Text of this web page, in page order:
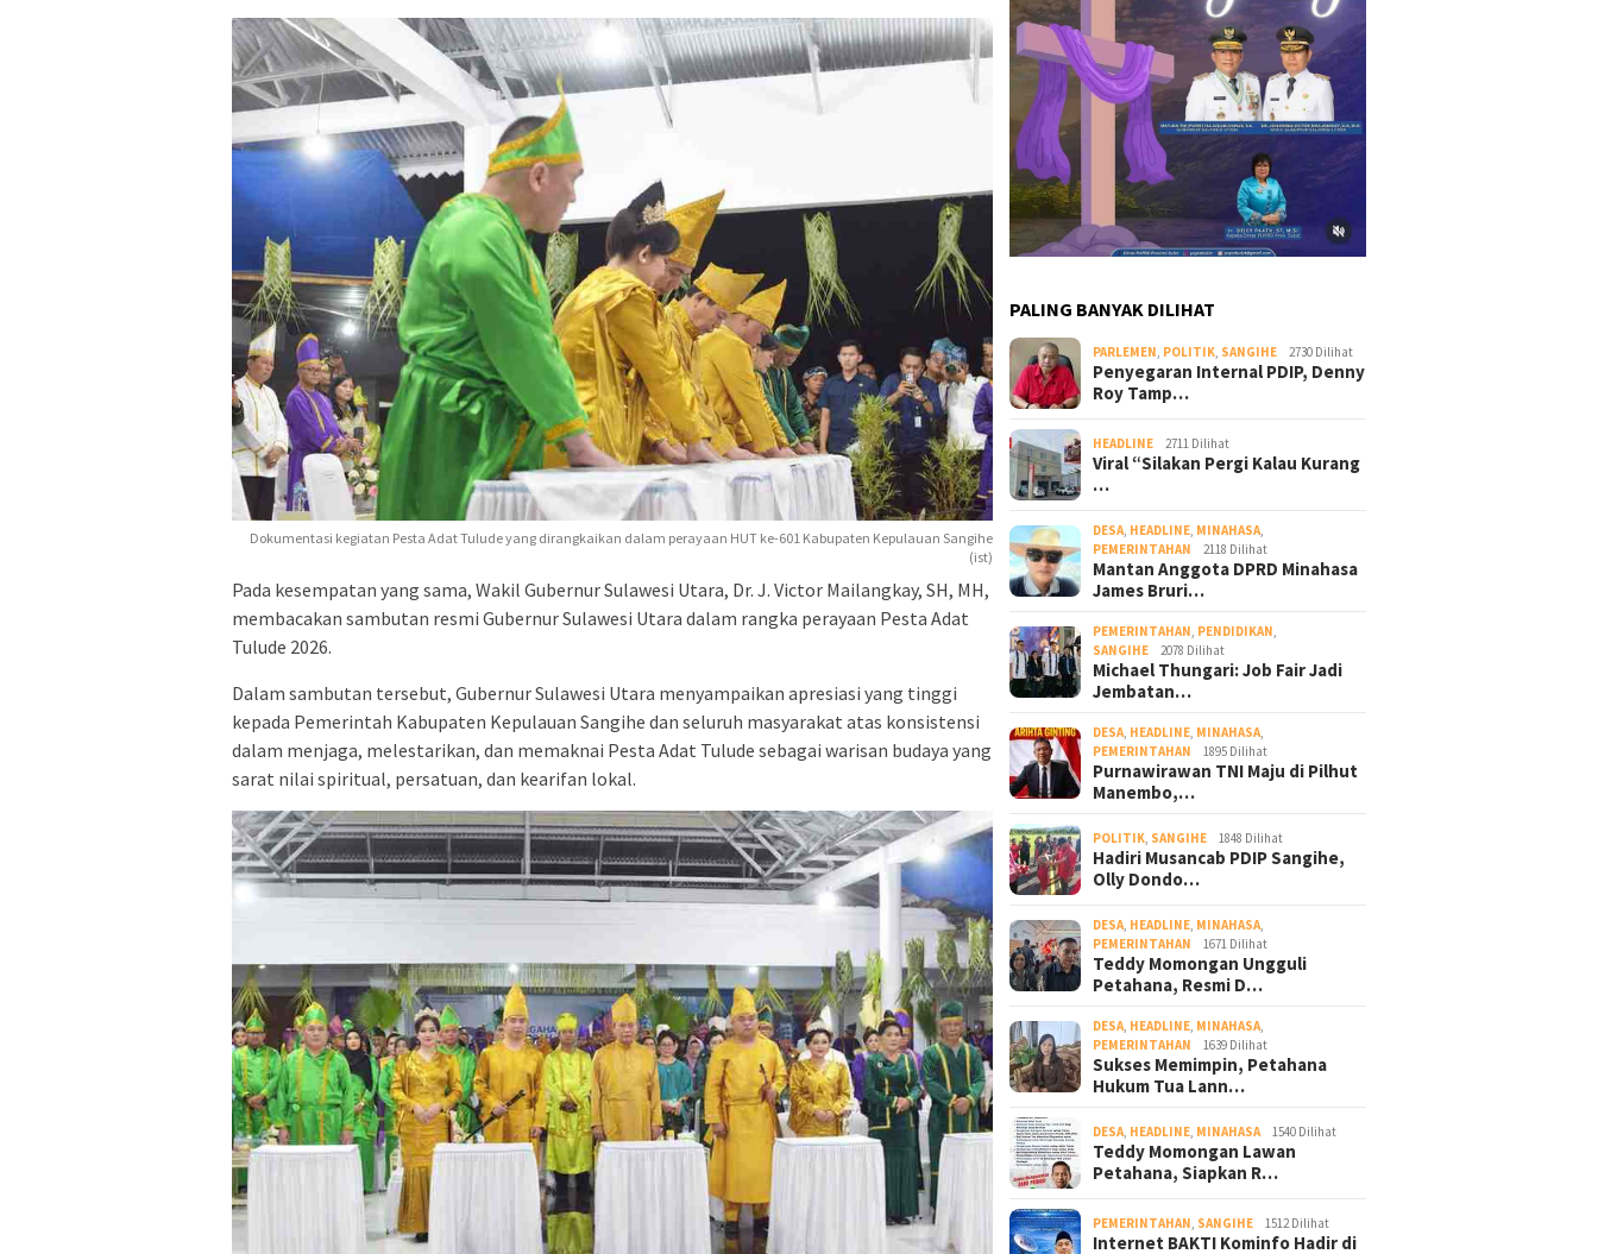
Dokumentasi kegiatan Pesta Adat Tulude yang dirangkaikan dalam perayaan HUT ke-601 Kabupaten Kepulauan Sangihe
(ist)
Pada kesempatan yang sama, Wakil Gubernur Sulawesi Utara, Dr. J. Victor Mailangkay, SH, MH,
membacakan sambutan resmi Gubernur Sulawesi Utara dalam rangka perayaan Pesta Adat
Tulude 2026.
Dalam sambutan tersebut, Gubernur Sulawesi Utara menyampaikan apresiasi yang tinggi
kepada Pemerintah Kabupaten Kepulauan Sangihe dan seluruh masyarakat atas konsistensi
dalam menjaga, melestarikan, dan memaknai Pesta Adat Tulude sebagai warisan budaya yang
sarat nilai spiritual, persatuan, dan kearifan lokal.
PALING BANYAK DILIHAT
PARLEMEN, POLITIK, SANGIHE 2730 Dilihat
Penyegaran Internal PDIP, Denny
Roy Tamp…
HEADLINE 2711 Dilihat
Viral “Silakan Pergi Kalau Kurang
…
DESA, HEADLINE, MINAHASA,
PEMERINTAHAN
2118 Dilihat
Mantan Anggota DPRD Minahasa
James Bruri…
PEMERINTAHAN, PENDIDIKAN,
SANGIHE
2078 Dilihat
Michael Thungari: Job Fair Jadi
Jembatan…
DESA, HEADLINE, MINAHASA,
PEMERINTAHAN
1895 Dilihat
Purnawirawan TNI Maju di Pilhut
Manembo,…
POLITIK, SANGIHE 1848 Dilihat
Hadiri Musancab PDIP Sangihe,
Olly Dondo…
DESA, HEADLINE, MINAHASA,
PEMERINTAHAN
1671 Dilihat
Teddy Momongan Ungguli
Petahana, Resmi D…
DESA, HEADLINE, MINAHASA,
PEMERINTAHAN
1639 Dilihat
Sukses Memimpin, Petahana
Hukum Tua Lann…
DESA, HEADLINE, MINAHASA 1540 Dilihat
Teddy Momongan Lawan
Petahana, Siapkan R…
PEMERINTAHAN, SANGIHE 1512 Dilihat
Internet BAKTI Kominfo Hadir di